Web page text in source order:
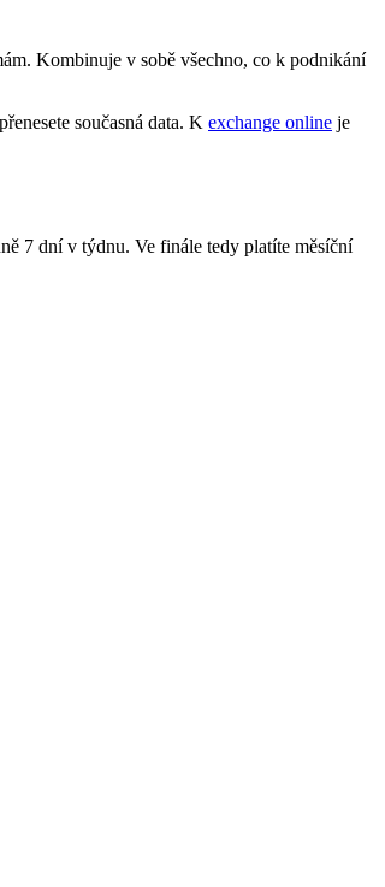
Kombinuje v sobě všechno, co k podnikání
současná data. K exchange online je
7 dní v týdnu. Ve finále tedy platíte měsíční